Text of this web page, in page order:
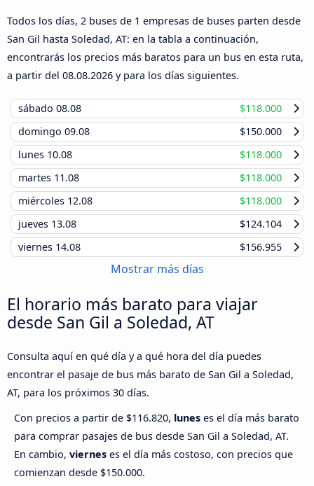
Todos los días, 2 buses de 1 empresas de buses parten desde
San Gil hasta Soledad, AT: en la tabla a continuación,
encontrarás los precios más baratos para un bus en esta ruta,
a partir del 08.08.2026 y para los días siguientes.
sábado 08.08
$118.000
domingo 09.08
$150.000
lunes 10.08
$118.000
martes 11.08
$118.000
miércoles 12.08
$118.000
jueves 13.08
$124.104
viernes 14.08 $156.955
Mostrar más días
El horario más barato para viajar
desde San Gil a Soledad, AT
Consulta aquí en qué día y a qué hora del día puedes
encontrar el pasaje de bus más barato de San Gil a Soledad,
AT, para los próximos 30 días.
Con precios a partir de $116.820, lunes es el día más barato
para comprar pasajes de bus desde San Gil a Soledad, AT.
En cambio, viernes es el día más costoso, con precios que
comienzan desde $150.000.